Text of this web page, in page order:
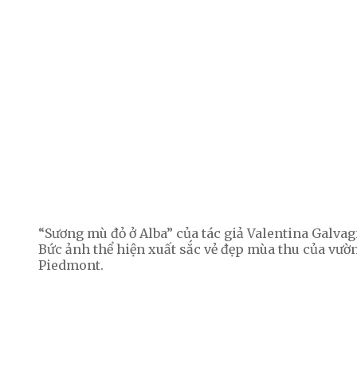
“Sương mù đỏ ở Alba” của tác giả Valentina
Bức ảnh thể hiện xuất sắc vẻ đẹp mùa thu của
Piedmont.